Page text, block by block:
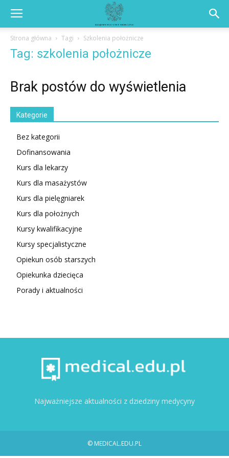
Strona główna Tagi Szkolenia położnicze
Tag: szkolenia położnicze
Brak postów do wyświetlenia
Kategorie
Bez kategorii
Dofinansowania
Kurs dla lekarzy
Kurs dla masażystów
Kurs dla pielęgniarek
Kurs dla położnych
Kursy kwalifikacyjne
Kursy specjalistyczne
Opiekun osób starszych
Opiekunka dziecięca
Porady i aktualności
Najważniejsze aktualności z dziedziny medycyny
© MEDICAL.EDU.PL